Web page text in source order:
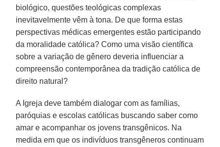
biológico, questões teológicas complexas
inevitavelmente vêm à tona. De que forma estas
perspectivas médicas emergentes estão participando
da moralidade católica? Como uma visão científica
sobre a variação de gênero deveria influenciar a
compreensão contemporânea da tradição católica de
direito natural?
A Igreja deve também dialogar com as famílias,
paróquias e escolas católicas buscando saber como
amar e acompanhar os jovens transgênicos. Na
medida em que os indivíduos transgêneros continuam